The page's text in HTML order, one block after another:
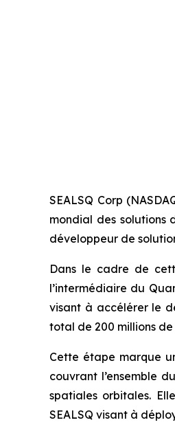
SEALSQ Corp
mondial des solutions
développeur de
Dans le cadre de
l’intermédiaire du
visant à accélérer le
total de 200 millions
Cette étape marque
couvrant l’ensemble
spatiales orbitales.
SEALSQ visant à